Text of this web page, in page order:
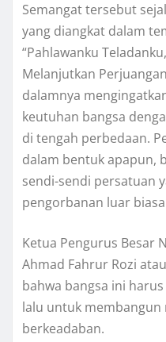
Semangat tersebut
yang diangkat dalam
“Pahlawanku
Melanjutkan
dalamnya
keutuhan bangsa
di tengah perbedaan.
dalam bentuk apapun,
sendi-sendi persatuan
pengorbanan luar
Ketua Pengurus Besar
Ahmad Fahrur Rozi
bahwa bangsa ini
lalu untuk membangun
berkeadaban.